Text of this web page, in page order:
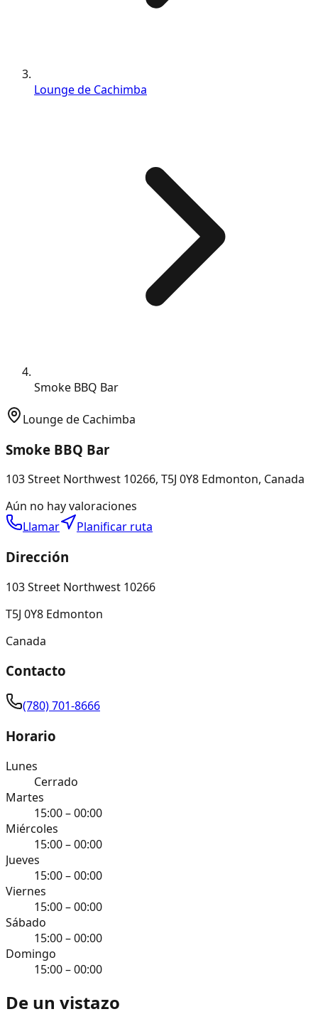
Lounge de Cachimba
Smoke BBQ Bar
Lounge de Cachimba
Smoke BBQ Bar
103 Street Northwest 10266, T5J 0Y8 Edmonton, Canada
Aún no hay valoraciones
Llamar
Planificar ruta
Dirección
103 Street Northwest 10266
T5J 0Y8 Edmonton
Canada
Contacto
(780) 701-8666
Horario
Lunes
Cerrado
Martes
15:00 – 00:00
Miércoles
15:00 – 00:00
Jueves
15:00 – 00:00
Viernes
15:00 – 00:00
Sábado
15:00 – 00:00
Domingo
15:00 – 00:00
De un vistazo